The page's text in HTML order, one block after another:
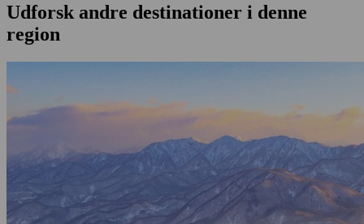
Udforsk andre destinationer i denne
region